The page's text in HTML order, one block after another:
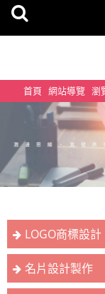
首頁 網站導覽 瀏
LOGO商標設計
名片設計製作